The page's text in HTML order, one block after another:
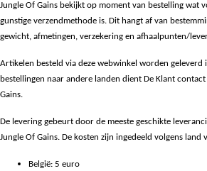
Jungle Of Gains bekijkt op moment van bestelling wat
gunstige verzendmethode is. Dit hangt af van
gewicht, afmetingen, verzekering en afhaalpunten/
Artikelen besteld via deze webwinkel worden geleverd
bestellingen naar andere landen dient De Klant
Gains.
De levering gebeurt door de meeste geschikte
Jungle Of Gains. De kosten zijn ingedeeld volgens land
België: 5 euro